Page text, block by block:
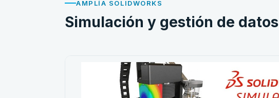
AMPLÍA SOLIDWORKS
Simulación y gestión de datos